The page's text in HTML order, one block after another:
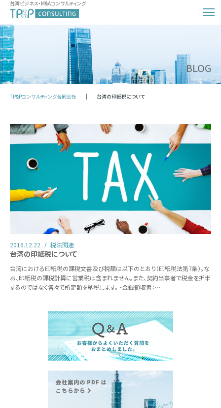
台湾ビジネス・M&Aコンサルティング
BLOG
TP&Pコンサルティング合同会社 台湾の印紙税について
2016.12.22 税法関連
台湾の印紙税について
台湾における印紙税の課税文書及び税額は以下のとおり（印紙税法第7条）。な
お、印紙税の課税計算に営業税は含まれません。また、契約当事者で税金を折半
するのではなく各々で所定額を納税します。 ・金銭領収書：…